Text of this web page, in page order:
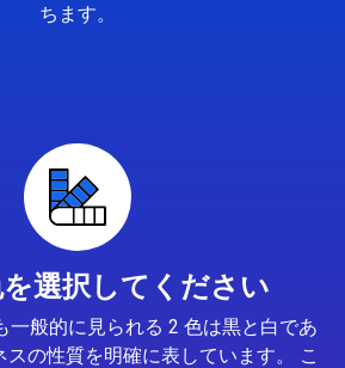
ちます。
選択してください
一般的に見られる 2 色は黒と白であ
スの性質を明確に表しています。 こ